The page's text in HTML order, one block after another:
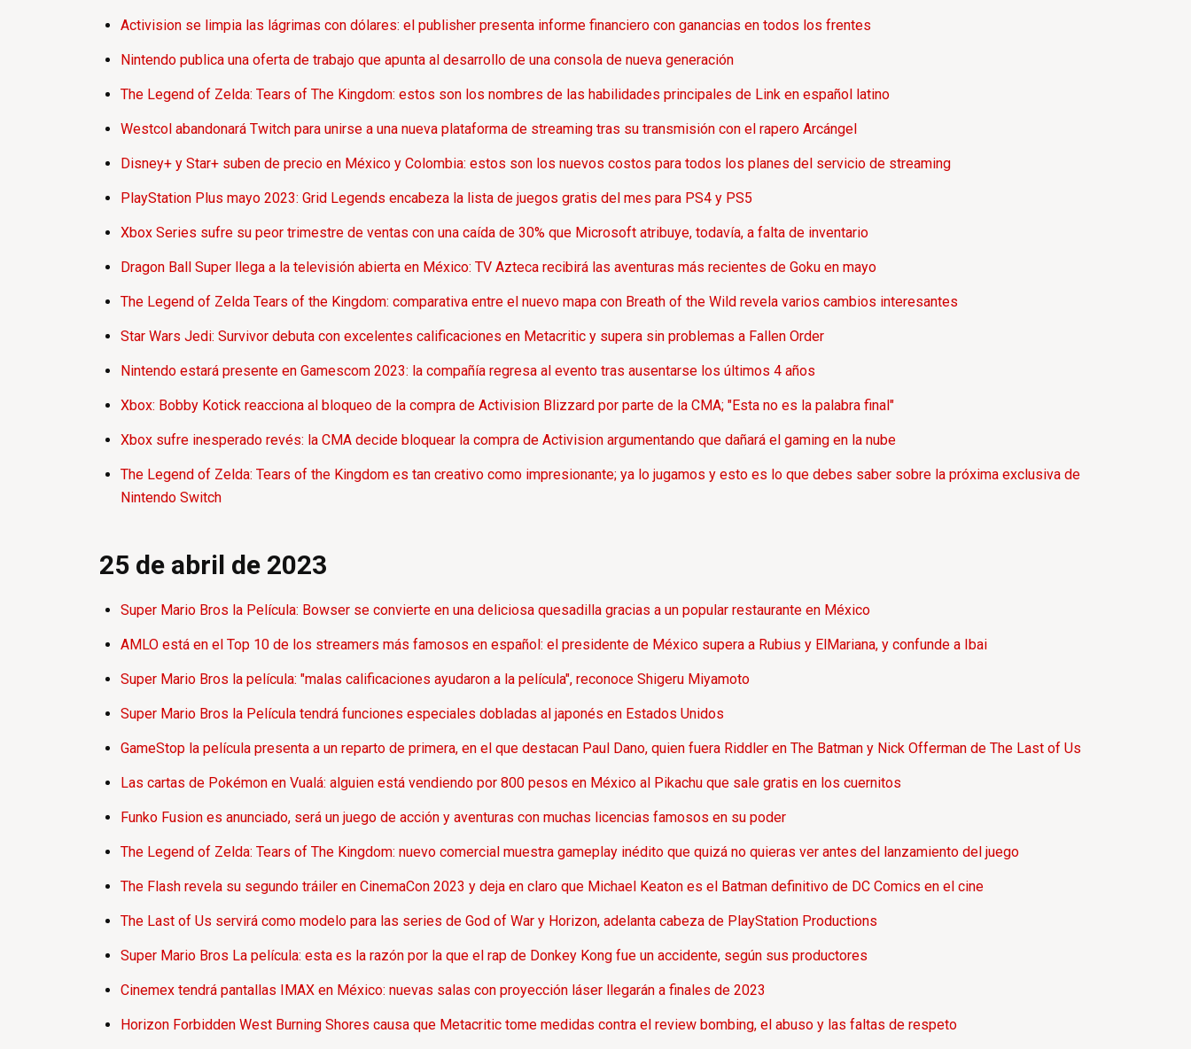
Activision se limpia las lágrimas con dólares: el publisher presenta informe financiero con ganancias en todos los frentes
Nintendo publica una oferta de trabajo que apunta al desarrollo de una consola de nueva generación
The Legend of Zelda: Tears of The Kingdom: estos son los nombres de las habilidades principales de Link en español latino
Westcol abandonará Twitch para unirse a una nueva plataforma de streaming tras su transmisión con el rapero Arcángel
Disney+ y Star+ suben de precio en México y Colombia: estos son los nuevos costos para todos los planes del servicio de streaming
PlayStation Plus mayo 2023: Grid Legends encabeza la lista de juegos gratis del mes para PS4 y PS5
Xbox Series sufre su peor trimestre de ventas con una caída de 30% que Microsoft atribuye, todavía, a falta de inventario
Dragon Ball Super llega a la televisión abierta en México: TV Azteca recibirá las aventuras más recientes de Goku en mayo
The Legend of Zelda Tears of the Kingdom: comparativa entre el nuevo mapa con Breath of the Wild revela varios cambios interesantes
Star Wars Jedi: Survivor debuta con excelentes calificaciones en Metacritic y supera sin problemas a Fallen Order
Nintendo estará presente en Gamescom 2023: la compañía regresa al evento tras ausentarse los últimos 4 años
Xbox: Bobby Kotick reacciona al bloqueo de la compra de Activision Blizzard por parte de la CMA; "Esta no es la palabra final"
Xbox sufre inesperado revés: la CMA decide bloquear la compra de Activision argumentando que dañará el gaming en la nube
The Legend of Zelda: Tears of the Kingdom es tan creativo como impresionante; ya lo jugamos y esto es lo que debes saber sobre la próxima exclusiva de
Nintendo Switch
25 de abril de 2023
Super Mario Bros la Película: Bowser se convierte en una deliciosa quesadilla gracias a un popular restaurante en México
AMLO está en el Top 10 de los streamers más famosos en español: el presidente de México supera a Rubius y ElMariana, y confunde a Ibai
Super Mario Bros la película: "malas calificaciones ayudaron a la película", reconoce Shigeru Miyamoto
Super Mario Bros la Película tendrá funciones especiales dobladas al japonés en Estados Unidos
GameStop la película presenta a un reparto de primera, en el que destacan Paul Dano, quien fuera Riddler en The Batman y Nick Offerman de The Last of Us
Las cartas de Pokémon en Vualá: alguien está vendiendo por 800 pesos en México al Pikachu que sale gratis en los cuernitos
Funko Fusion es anunciado, será un juego de acción y aventuras con muchas licencias famosos en su poder
The Legend of Zelda: Tears of The Kingdom: nuevo comercial muestra gameplay inédito que quizá no quieras ver antes del lanzamiento del juego
The Flash revela su segundo tráiler en CinemaCon 2023 y deja en claro que Michael Keaton es el Batman definitivo de DC Comics en el cine
The Last of Us servirá como modelo para las series de God of War y Horizon, adelanta cabeza de PlayStation Productions
Super Mario Bros La película: esta es la razón por la que el rap de Donkey Kong fue un accidente, según sus productores
Cinemex tendrá pantallas IMAX en México: nuevas salas con proyección láser llegarán a finales de 2023
Horizon Forbidden West Burning Shores causa que Metacritic tome medidas contra el review bombing, el abuso y las faltas de respeto